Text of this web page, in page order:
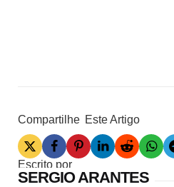
Compartilhe Este Artigo
Escrito por
SERGIO ARANTES